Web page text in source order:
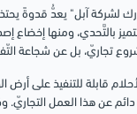
لشركة آبل" يعدُّ قدوةً يحتذى
بالتَّحدي، ومنها إخضاع
تجاريّ، بل عن شجاعة
قابلة للتنفيذ على
عن هذا العمل التجاريّ.